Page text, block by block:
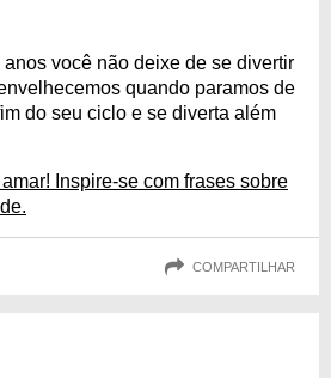
você não deixe de se divertir
quando paramos de
do seu ciclo e se diverta além
Inspire-se com frases sobre
COMPARTILHAR